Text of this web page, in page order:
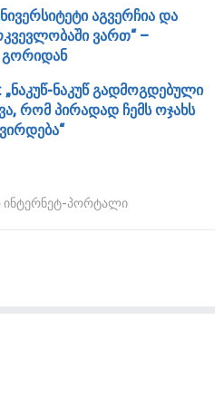
აგვერჩია და
ვართ“ –
გორიდან
ნაკუწ გადმოგდებული
რომ პირადად ჩემს ოჯახს
ინტერნეტ-პორტალი